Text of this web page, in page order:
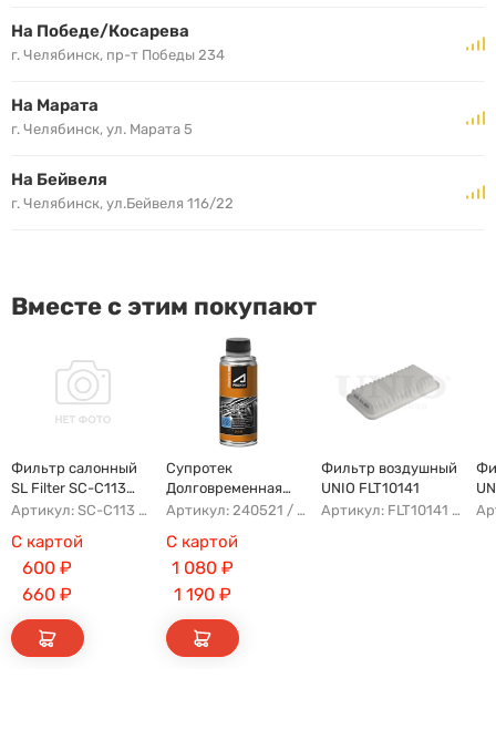
На Победе/Косарева
г. Челябинск, пр-т Победы 234
На Марата
г. Челябинск, ул. Марата 5
На Бейвеля
г. Челябинск, ул.Бейвеля 116/22
Вместе с этим покупают
Фильтр салонный
SL Filter SC-C113
(AG779CF)
Артикул: SC-C113 AFW1107 8104400XKZ96A AG779CF
С картой
600 ₽
660 ₽
Супротек
Долговременная
Промывка
Артикул: 240521 / 122929
С картой
1 080₽
1 190₽
Фильтр воздушный
UNIO FLT10141
Артикул: FLT10141 AFAD087 AG302ECO AP142/3